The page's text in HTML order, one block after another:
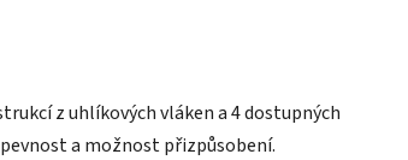
z uhlíkových vláken a 4 dostupných
a možnost přizpůsobení.